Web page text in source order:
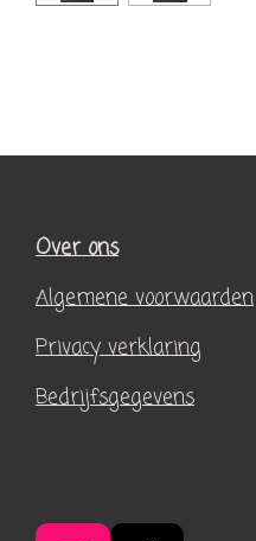
Over ons
Algemene voorwaarden
Privacy verklaring
Bedrijfsgegevens